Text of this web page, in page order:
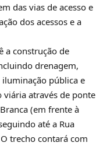
das vias de acesso e
dos acessos e a
a construção de
drenagem,
iluminação pública e
através de ponte
(em frente à
até a Rua
trecho contará com